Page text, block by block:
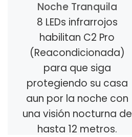
Noche Tranquila
8 LEDs infrarrojos
habilitan C2 Pro
(Reacondicionada)
para que siga
protegiendo su casa
aun por la noche con
una visión nocturna de
hasta 12 metros.